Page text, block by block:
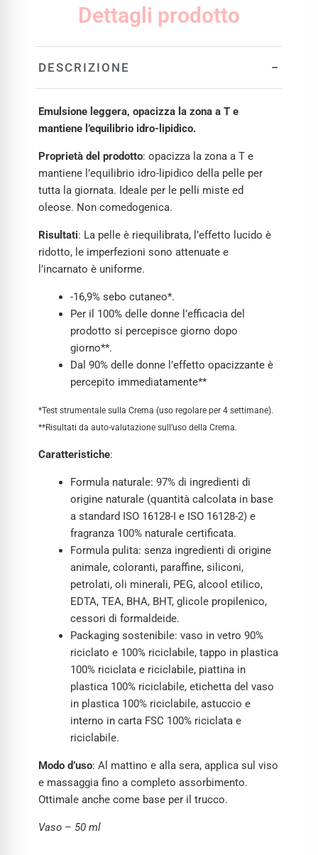
Dettagli prodotto
DESCRIZIONE −
Emulsione leggera, opacizza la zona a T e
mantiene l’equilibrio idro-lipidico.
Proprietà del prodotto: opacizza la zona a T e
mantiene l’equilibrio idro-lipidico della pelle per
tutta la giornata. Ideale per le pelli miste ed
oleose. Non comedogenica.
Risultati: La pelle è riequilibrata, l’effetto lucido è
ridotto, le imperfezioni sono attenuate e
l’incarnato è uniforme.
-16,9% sebo cutaneo*.
Per il 100% delle donne l’efficacia del
prodotto si percepisce giorno dopo
giorno**.
Dal 90% delle donne l’effetto opacizzante è
percepito immediatamente**
*Test strumentale sulla Crema (uso regolare per 4 settimane).
**Risultati da auto-valutazione sull’uso della Crema.
Caratteristiche:
Formula naturale: 97% di ingredienti di
origine naturale (quantità calcolata in base
a standard ISO 16128-I e ISO 16128-2) e
fragranza 100% naturale certificata.
Formula pulita: senza ingredienti di origine
animale, coloranti, paraffine, siliconi,
petrolati, oli minerali, PEG, alcool etilico,
EDTA, TEA, BHA, BHT, glicole propilenico,
cessori di formaldeide.
Packaging sostenibile: vaso in vetro 90%
riciclato e 100% riciclabile, tappo in plastica
100% riciclata e riciclabile, piattina in
plastica 100% riciclabile, etichetta del vaso
in plastica 100% riciclabile, astuccio e
interno in carta FSC 100% riciclata e
riciclabile.
Modo d’uso: Al mattino e alla sera, applica sul viso
e massaggia fino a completo assorbimento.
Ottimale anche come base per il trucco.
Vaso – 50 ml